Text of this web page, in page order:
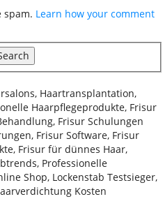
spam. Learn how your comment
Haartransplantation,
Haarpflegeprodukte, Frisur
Frisur Schulungen
Frisur Software, Frisur
Frisur für dünnes Haar,
Professionelle
Shop, Lockenstab Testsieger,
Kosten